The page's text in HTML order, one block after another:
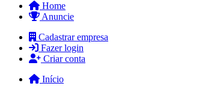
Home
Anuncie
Cadastrar empresa
Fazer login
Criar conta
Início